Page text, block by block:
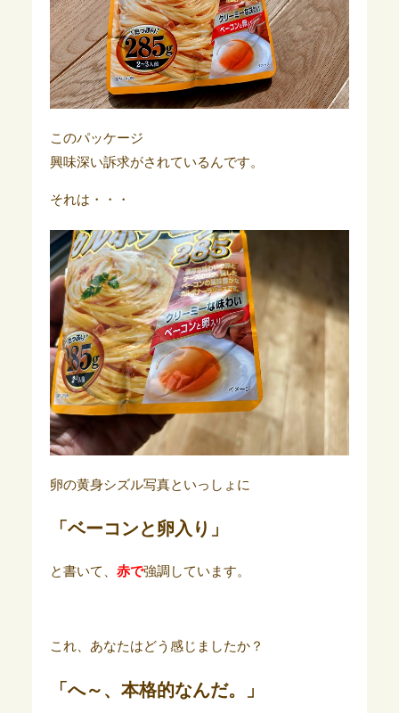
このパッケージ
興味深い訴求がされているんです。
それは・・・
卵の黄身シズル写真といっしょに
「ベーコンと卵入り」
と書いて、 赤で強調しています。
これ、あなたはどう感じましたか？
「へ～、本格的なんだ。」